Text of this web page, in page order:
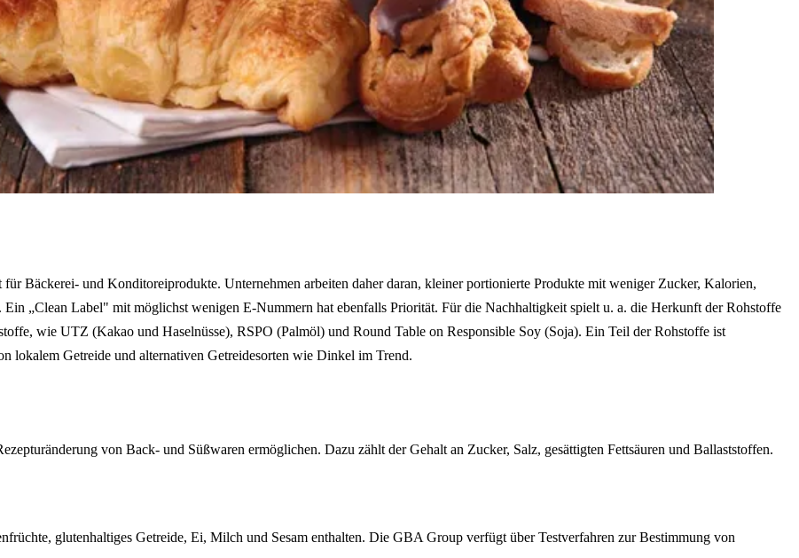
Bäckerei- und Konditoreiprodukte. Unternehmen arbeiten daher daran, kleiner portionierte Produkte mit weniger Zucker, Kalorien,
Ein „Clean Label" mit möglichst wenigen E-Nummern hat ebenfalls Priorität. Für die Nachhaltigkeit spielt u. a. die Herkunft der Rohstoffe
wie UTZ (Kakao und Haselnüsse), RSPO (Palmöl) und Round Table on Responsible Soy (Soja). Ein Teil der Rohstoffe ist
lokalem Getreide und alternativen Getreidesorten wie Dinkel im Trend.
von Back- und Süßwaren ermöglichen. Dazu zählt der Gehalt an Zucker, Salz, gesättigten Fettsäuren und Ballaststoffen.
glutenhaltiges Getreide, Ei, Milch und Sesam enthalten. Die GBA Group verfügt über Testverfahren zur Bestimmung von